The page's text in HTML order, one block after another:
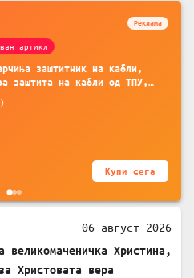
Реклама
артикл
заштитник на кабли,
заштита на кабли од ТПУ,
заштита на кабли, без
мобилни телефони, комплет
)
Купи сега
06 август 2026
Христина,
Христовата вера